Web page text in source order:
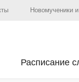
Новомученики
Расписание